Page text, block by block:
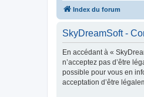
Index du forum
SkyDreamSoft -
En accédant à «
n’acceptez pas d’être
possible pour vous en
acceptation d’être